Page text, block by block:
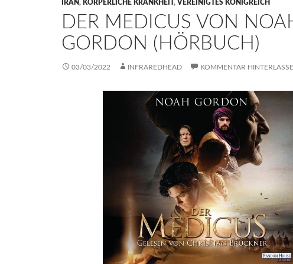
IRAN, KÖRPERLICHE KRANKHEIT, VEREINIGTES KÖNIGREICH
DER MEDICUS VON
GORDON (HÖRBUCH)
03/03/2022 INFRAREDHEAD KOMMENTAR